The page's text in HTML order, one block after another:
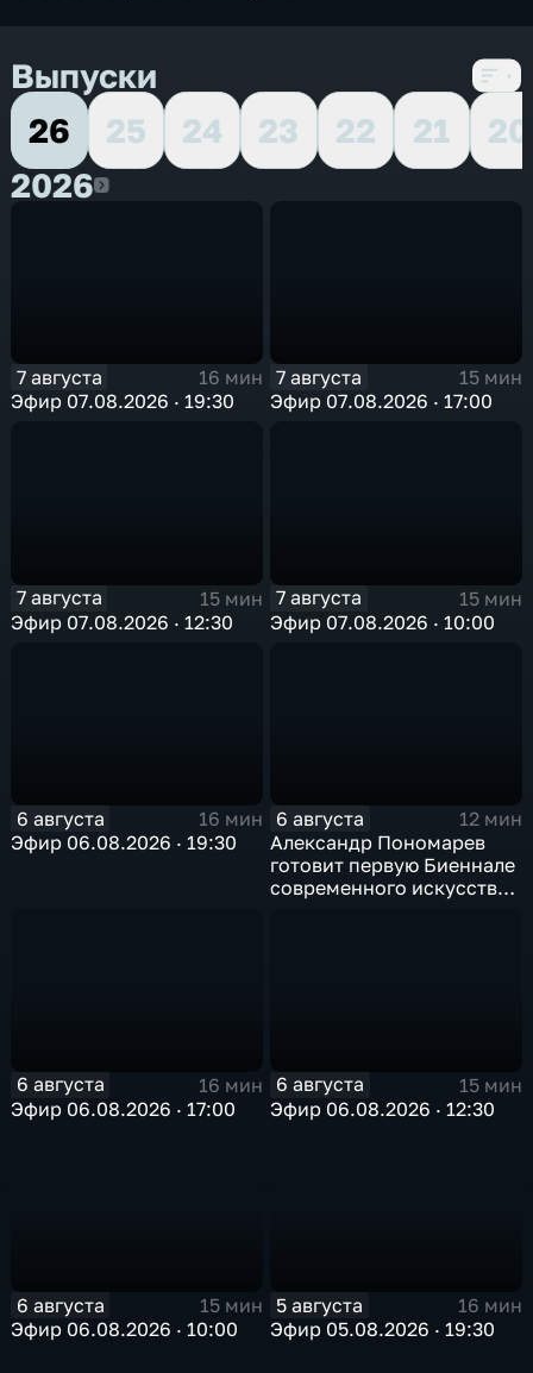
Выпуски
26
25 24 23 22 21
20
20262026
7 августа
16 мин
Эфир 07.08.2026 · 19:30
7 августа
15 мин
Эфир 07.08.2026 · 17:00
7 августа
15 мин
Эфир 07.08.2026 · 12:30
7 августа
15 мин
Эфир 07.08.2026 · 10:00
6 августа
16 мин
Эфир 06.08.2026 · 19:30
6 августа
12 мин
Александр Пономарев
готовит первую Биеннале
современного искусства
6 августа
16 мин
Эфир 06.08.2026 · 17:00
6 августа
15 мин
Эфир 06.08.2026 · 12:30
6 августа
15 мин
Эфир 06.08.2026 · 10:00
5 августа
16 мин
Эфир 05.08.2026 · 19:30